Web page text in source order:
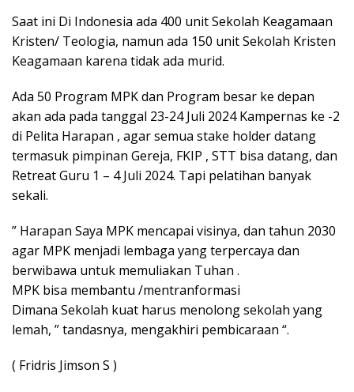
Saat ini Di Indonesia ada 400 unit Sekolah Keagamaan
Kristen/ Teologia, namun ada 150 unit Sekolah Kristen
Keagamaan karena tidak ada murid.
Ada 50 Program MPK dan Program besar ke depan
akan ada pada tanggal 23-24 Juli 2024 Kampernas ke -2
di Pelita Harapan , agar semua stake holder datang
termasuk pimpinan Gereja, FKIP , STT bisa datang, dan
Retreat Guru 1 – 4 Juli 2024. Tapi pelatihan banyak
sekali.
” Harapan Saya MPK mencapai visinya, dan tahun 2030
agar MPK menjadi lembaga yang terpercaya dan
berwibawa untuk memuliakan Tuhan .
MPK bisa membantu /mentranformasi
Dimana Sekolah kuat harus menolong sekolah yang
lemah, ” tandasnya, mengakhiri pembicaraan “.
( Fridris Jimson S )